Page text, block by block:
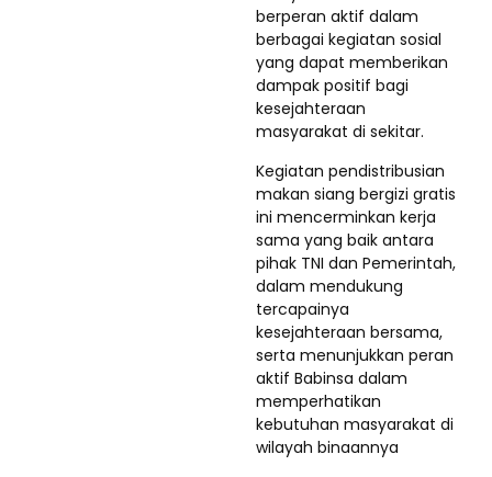
berperan aktif dalam
berbagai kegiatan sosial
yang dapat memberikan
dampak positif bagi
kesejahteraan
masyarakat di sekitar.
Kegiatan pendistribusian
makan siang bergizi gratis
ini mencerminkan kerja
sama yang baik antara
pihak TNI dan Pemerintah,
dalam mendukung
tercapainya
kesejahteraan bersama,
serta menunjukkan peran
aktif Babinsa dalam
memperhatikan
kebutuhan masyarakat di
wilayah binaannya